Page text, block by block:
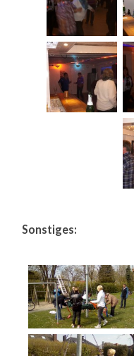
Sonstiges: